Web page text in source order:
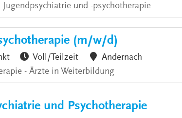
und -psychotherapie
(m/w/d)
Voll/Teilzeit
Andernach
- Ärzte in Weiterbildung
und Psychotherapie